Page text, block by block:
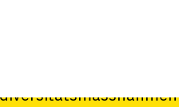
von Ende